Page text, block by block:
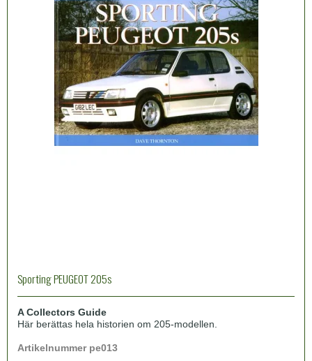
Sporting PEUGEOT 205s
A Collectors Guide
Här berättas hela historien om 205-modellen.
Artikelnummer pe013